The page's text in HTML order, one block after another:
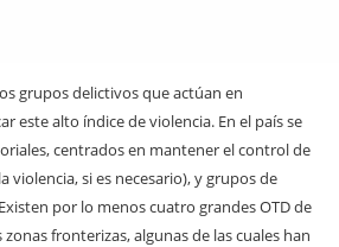
grupos delictivos que actúan en
este alto índice de violencia. En el país se
centrados en mantener el control de
si es necesario), y grupos de
por lo menos cuatro grandes OTD de
fronterizas, algunas de las cuales han